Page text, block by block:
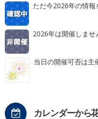
ただ今2026年の情報
2026年は開催しませ
当日の開催可否は主
カレンダーから